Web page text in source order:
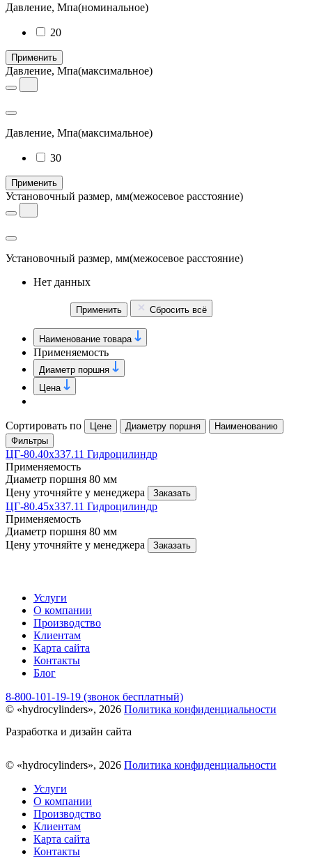
Давление, Мпа(номинальное)
20
Применить
Давление, Мпа(максимальное)
Давление, Мпа(максимальное)
30
Применить
Установочный размер, мм(межосевое расстояние)
Установочный размер, мм(межосевое расстояние)
Нет данных
Применить Сбросить всё
Наименование товара
Применяемость
Диаметр поршня
Цена
Сортировать по Цене Диаметру поршня
Наименованию
Фильтры
ЦГ-80.40х337.11 Гидроцилиндр
Применяемость
Диаметр поршня 80 мм
Цену уточняйте у менеджера
Заказать
ЦГ-80.45х337.11 Гидроцилиндр
Применяемость
Диаметр поршня 80 мм
Цену уточняйте у менеджера
Заказать
Услуги
О компании
Производство
Клиентам
Карта сайта
Контакты
Блог
8-800-101-19-19 (звонок бесплатный)
© «hydrocylinders», 2026 Политика конфиденциальности
Разработка и дизайн сайта
© «hydrocylinders», 2026 Политика конфиденциальности
Услуги
О компании
Производство
Клиентам
Карта сайта
Контакты